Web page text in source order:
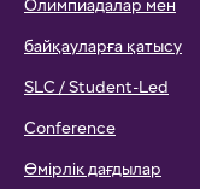
Олимпиадалар мен
байқауларға қатысу
SLC / Student-Led
Conference
Өмірлік дағдылар